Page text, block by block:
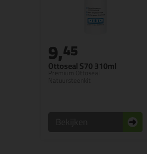
Ottoseal S70 310ml
Premium Ottoseal
9,45